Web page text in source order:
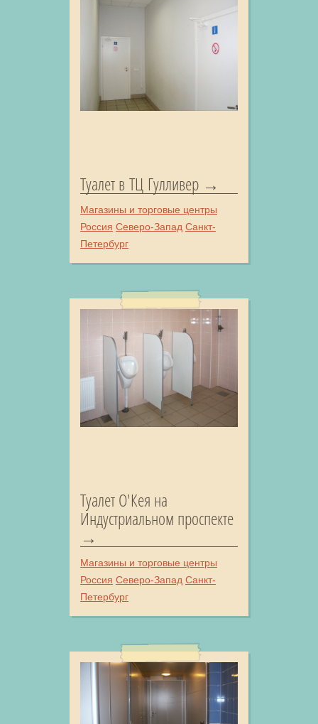
Туалет в ТЦ Гулливер
Магазины и торговые центры
Россия Северо-Запад Санкт-
Петербург
Туалет О'Кея на
Индустриальном проспекте
Магазины и торговые центры
Россия Северо-Запад Санкт-
Петербург